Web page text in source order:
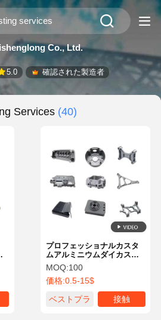
Co., Ltd.
5.0 確認された製造者
Services (40)
プロフェッショナルカスタ
ムアルミニウムダイカスト
ハウジング部品アルミニウ
ム高圧ダイカスト
MOQ:100
価格:0.5-15$
ベストプラ
接触